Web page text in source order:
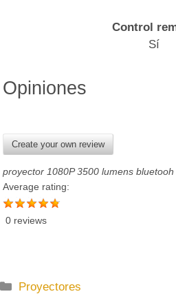
Control
Sí
Opiniones
Create your own review
proyector 1080P 3500 lumens bluetooh
Average rating:
0 reviews
C
Proyectores